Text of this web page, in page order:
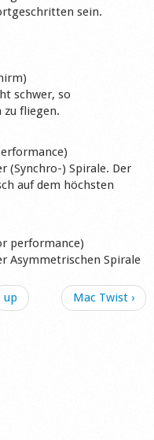
sein.
schwer, so
zu fliegen.
(Synchro-) Spirale. Der
auf dem höchsten
performance)
Asymmetrischen Spirale
up Mac Twist ›